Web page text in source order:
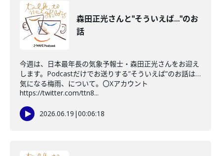
森田正光さんと"そういえば…"のお
話
今週は、日本最年長の気象予報士・森田正光さんをお迎え
します。Podcastだけでお送りする”そういえば”のお話は…
気になる梅雨、について。〇Xアカウント
https://twitter.com/ttn8...
2026.06.19 |00:06:18